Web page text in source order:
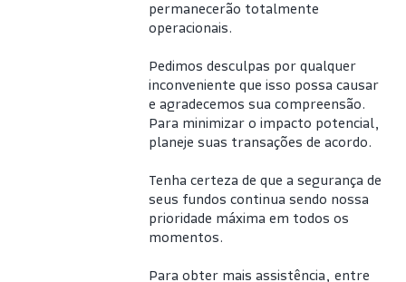
permanecerão totalmente
operacionais.
Pedimos desculpas por qualquer
inconveniente que isso possa causar
e agradecemos sua compreensão.
Para minimizar o impacto potencial,
planeje suas transações de acordo.
Tenha certeza de que a segurança de
seus fundos continua sendo nossa
prioridade máxima em todos os
momentos.
Para obter mais assistência, entre